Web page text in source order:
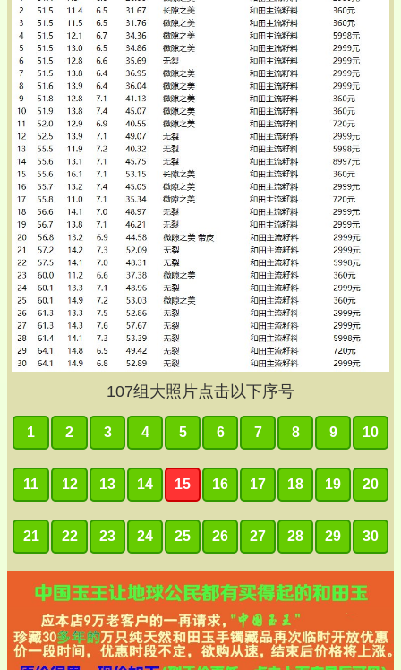
107组大照片点击以下序号
1 2 3 4 5 6 7 8 9 10
11 12 13 14 15 16 17 18 19 20
21 22 23 24 25 26 27 28 29 30